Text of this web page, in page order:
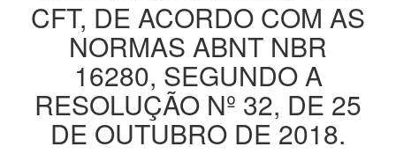
CFT, DE ACORDO COM AS
NORMAS ABNT NBR
16280, SEGUNDO A
RESOLUÇÃO Nº 32, DE 25
DE OUTUBRO DE 2018.